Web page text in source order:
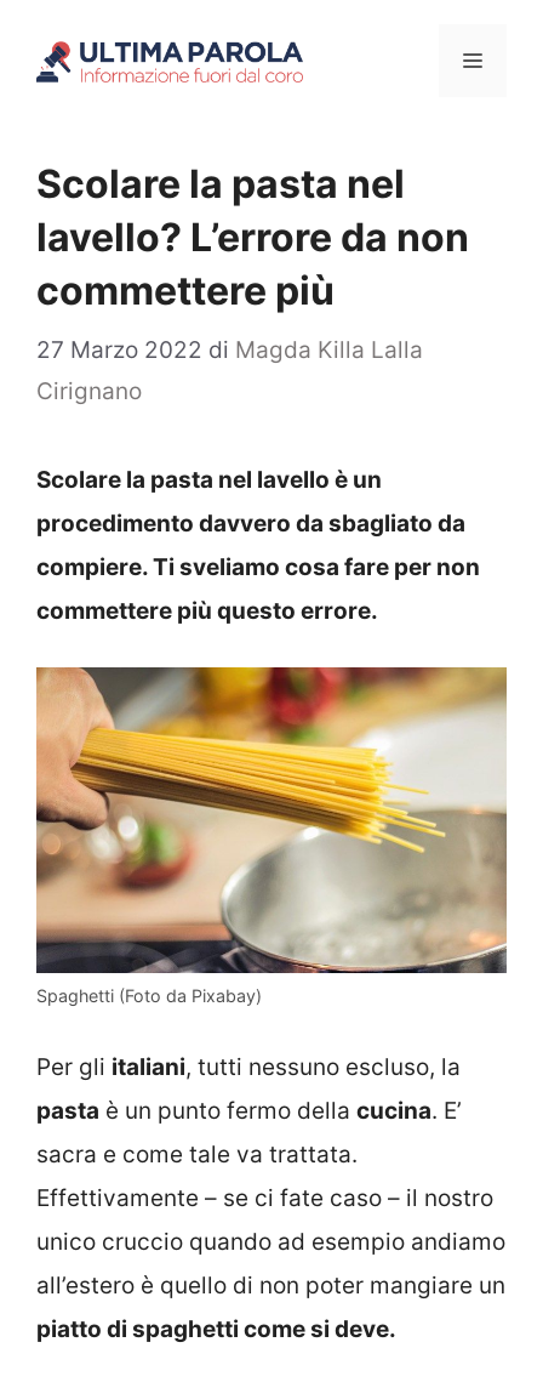
Menu
Scolare la pasta nel
lavello? L’errore da non
commettere più
27 Marzo 2022 di Magda Killa Lalla
Cirignano
Scolare la pasta nel lavello è un
procedimento davvero da sbagliato da
compiere. Ti sveliamo cosa fare per non
commettere più questo errore.
Spaghetti (Foto da Pixabay)
Per gli italiani, tutti nessuno escluso, la
pasta è un punto fermo della cucina. E’
sacra e come tale va trattata.
Effettivamente – se ci fate caso – il nostro
unico cruccio quando ad esempio andiamo
all’estero è quello di non poter mangiare un
piatto di spaghetti come si deve.